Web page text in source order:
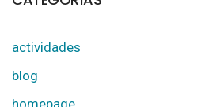
actividades
blog